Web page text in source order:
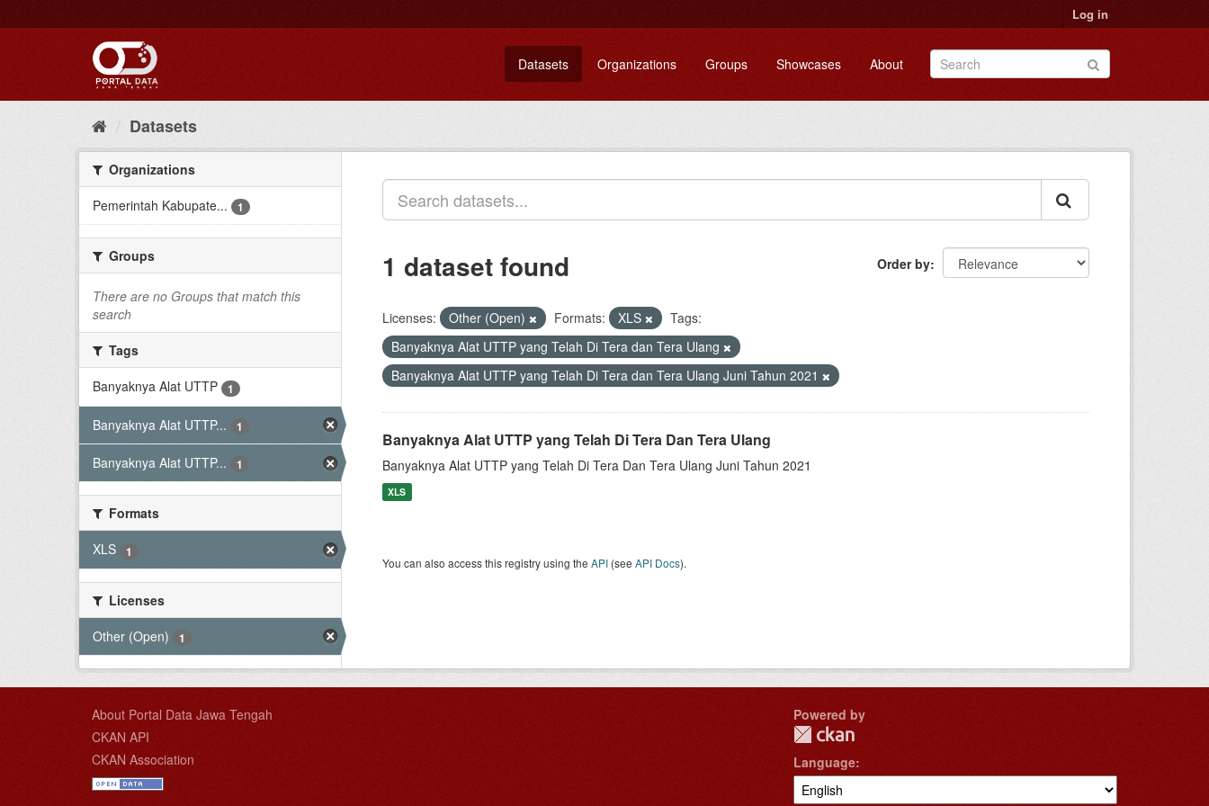
to
Log in
Datasets Organizations Groups Showcases About
Datasets
Organizations
Pemerintah Kabupate...
1
Groups
There are no Groups that match this
search
Tags
Banyaknya Alat UTTP
1
Banyaknya Alat UTTP... 1
Banyaknya Alat UTTP... 1
Formats
XLS
1
Licenses
Other (Open)
1
Order by
1 dataset found
Licenses: Other (Open) Formats: XLS
Tags:
Banyaknya Alat UTTP yang Telah Di Tera dan Tera Ulang
Banyaknya Alat UTTP yang Telah Di Tera dan Tera Ulang Juni Tahun 2021
Banyaknya Alat UTTP yang Telah Di Tera Dan Tera Ulang
Banyaknya Alat UTTP yang Telah Di Tera Dan Tera Ulang Juni Tahun 2021
XLS
You can also access this registry using the API (see API Docs).
About Portal Data Jawa Tengah
CKAN API
CKAN Association
Powered by
Language